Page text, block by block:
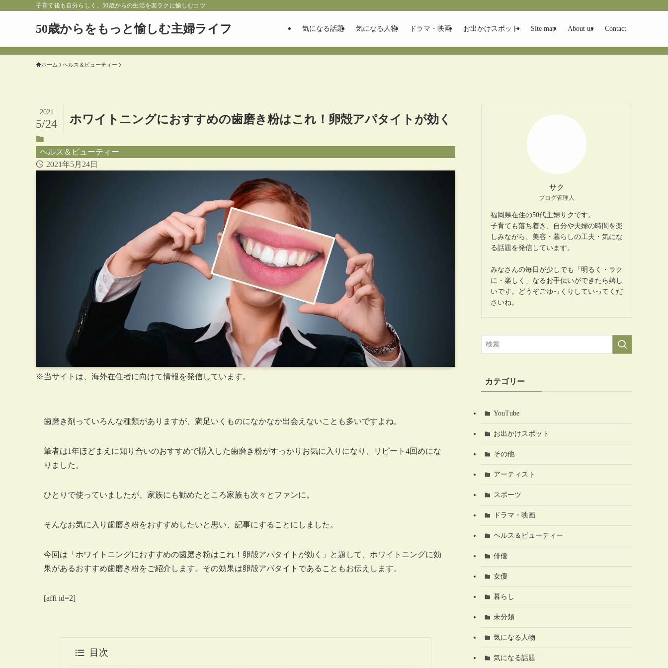
子育て後も自分らしく。50歳からの生活を楽ラクに愉しむコツ
50歳からをもっと愉しむ主婦ライフ 気になる話題 気になる人物 ドラマ・映画 お出かけスポット Site map About us Contact
ホーム ヘルス＆ビューティー
ホワイトニングにおすすめの歯磨き粉はこれ！卵殻アパタイトが効く
2021
5/24
ヘルス＆ビューティー
2021年5月24日
※当サイトは、海外在住者に向けて情報を発信しています。
歯磨き剤っていろんな種類がありますが、満足いくものになかなか出会えないことも多いですよね。
筆者は1年ほどまえに知り合いのおすすめで購入した歯磨き粉がすっかりお気に入りになり、リピート4回めにな
りました。
ひとりで使っていましたが、家族にも勧めたところ家族も次々とファンに。
そんなお気に入り歯磨き粉をおすすめしたいと思い、記事にすることにしました。
今回は「ホワイトニングにおすすめの歯磨き粉はこれ！卵殻アパタイトが効く」と題して、ホワイトニングに効
果があるおすすめ歯磨き粉をご紹介します。その効果は卵殻アパタイトであることもお伝えします。
[affi id=2]
目次
サク
ブログ管理人
福岡県在住の50代主婦サクです。
子育ても落ち着き、自分や夫婦の時間を楽
しみながら、美容・暮らしの工夫・気にな
る話題を発信しています。
みなさんの毎日が少しでも「明るく・ラク
に・楽しく」なるお手伝いができたら嬉し
いです。どうぞごゆっくりしていってくだ
さいね。
カテゴリー
YouTube
お出かけスポット
その他
アーティスト
スポーツ
ドラマ・映画
ヘルス＆ビューティー
俳優
女優
暮らし
未分類
気になる人物
気になる話題